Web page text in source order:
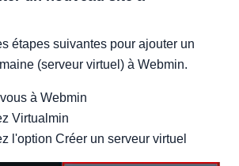
étapes suivantes pour ajouter un
(serveur virtuel) à Webmin.
à Webmin
Virtualmin
l'option Créer un serveur virtuel